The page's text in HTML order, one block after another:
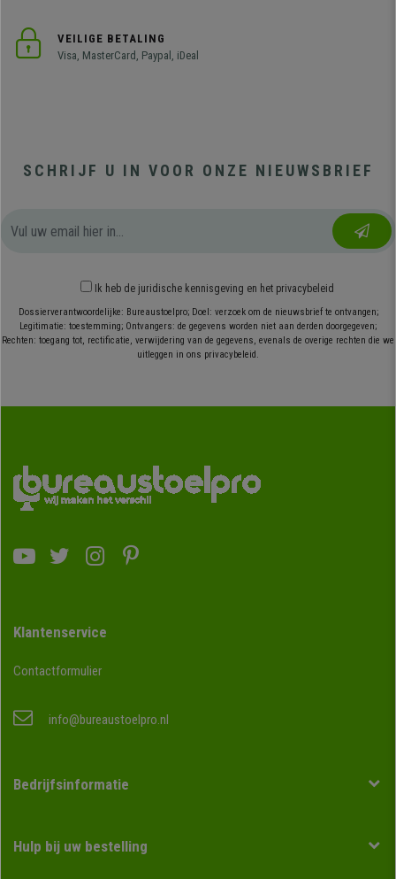
VEILIGE BETALING
Visa, MasterCard, Paypal, iDeal
SCHRIJF U IN VOOR ONZE NIEUWSBRIEF
Ik heb de juridische kennisgeving en het privacybeleid
Dossierverantwoordelijke: Bureaustoelpro; Doel: verzoek om de nieuwsbrief te ontvangen;
Legitimatie: toestemming; Ontvangers: de gegevens worden niet aan derden doorgegeven;
Rechten: toegang tot, rectificatie, verwijdering van de gegevens, evenals de overige rechten die we
uitleggen in ons privacybeleid.
Klantenservice
Contactformulier
info@bureaustoelpro.nl
Bedrijfsinformatie
Hulp bij uw bestelling